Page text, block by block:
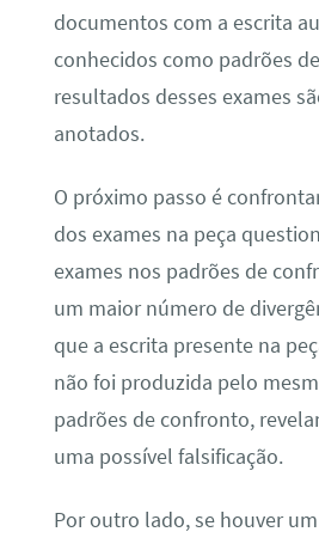
documentos com a escrita
conhecidos como padrões
resultados desses exames
anotados.
O próximo passo é
dos exames na peça
exames nos padrões de
um maior número de
que a escrita presente na
não foi produzida pelo
padrões de confronto,
uma possível falsificação.
Por outro lado, se houver